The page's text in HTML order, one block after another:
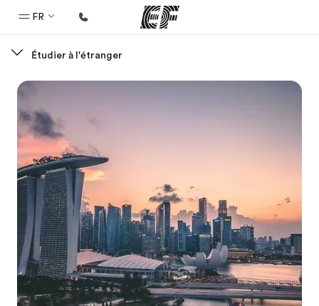
FR
Bienvenue chez EF
Programmes
Nos offres
Bureaux
Trouver un bureau
A propos de nous
Qui sommes-nous ?
EF recrute
Rejoignez nos équipes
Étudier à l'étranger